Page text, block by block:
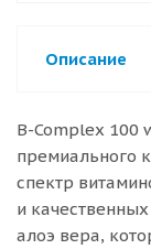
Описание
B-Complex 100
премиального
спектр
и
алоэ вера,